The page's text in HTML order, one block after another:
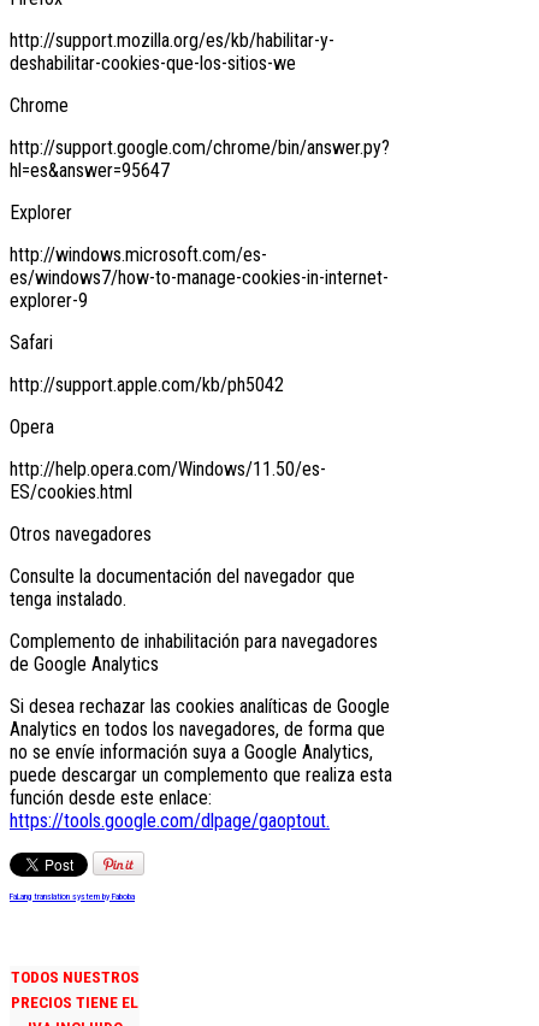
http://support.mozilla.org/es/kb/habilitar-y-
deshabilitar-cookies-que-los-sitios-we
Chrome
http://support.google.com/chrome/bin/answer.py?
hl=es&answer=95647
Explorer
http://windows.microsoft.com/es-
es/windows7/how-to-manage-cookies-in-internet-
explorer-9
Safari
http://support.apple.com/kb/ph5042
Opera
http://help.opera.com/Windows/11.50/es-
ES/cookies.html
Otros navegadores
Consulte la documentación del navegador que
tenga instalado.
Complemento de inhabilitación para navegadores
de Google Analytics
Si desea rechazar las cookies analíticas de Google
Analytics en todos los navegadores, de forma que
no se envíe información suya a Google Analytics,
puede descargar un complemento que realiza esta
función desde este enlace:
https://tools.google.com/dlpage/gaoptout.
FaLang translation system by Faboba
TODOS NUESTROS
PRECIOS TIENE EL